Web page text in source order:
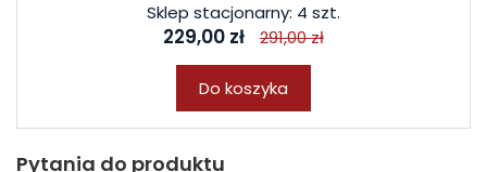
Sklep stacjonarny: 4 szt.
229,00 zł 291,00 zł
Do koszyka
Pytania do produktu